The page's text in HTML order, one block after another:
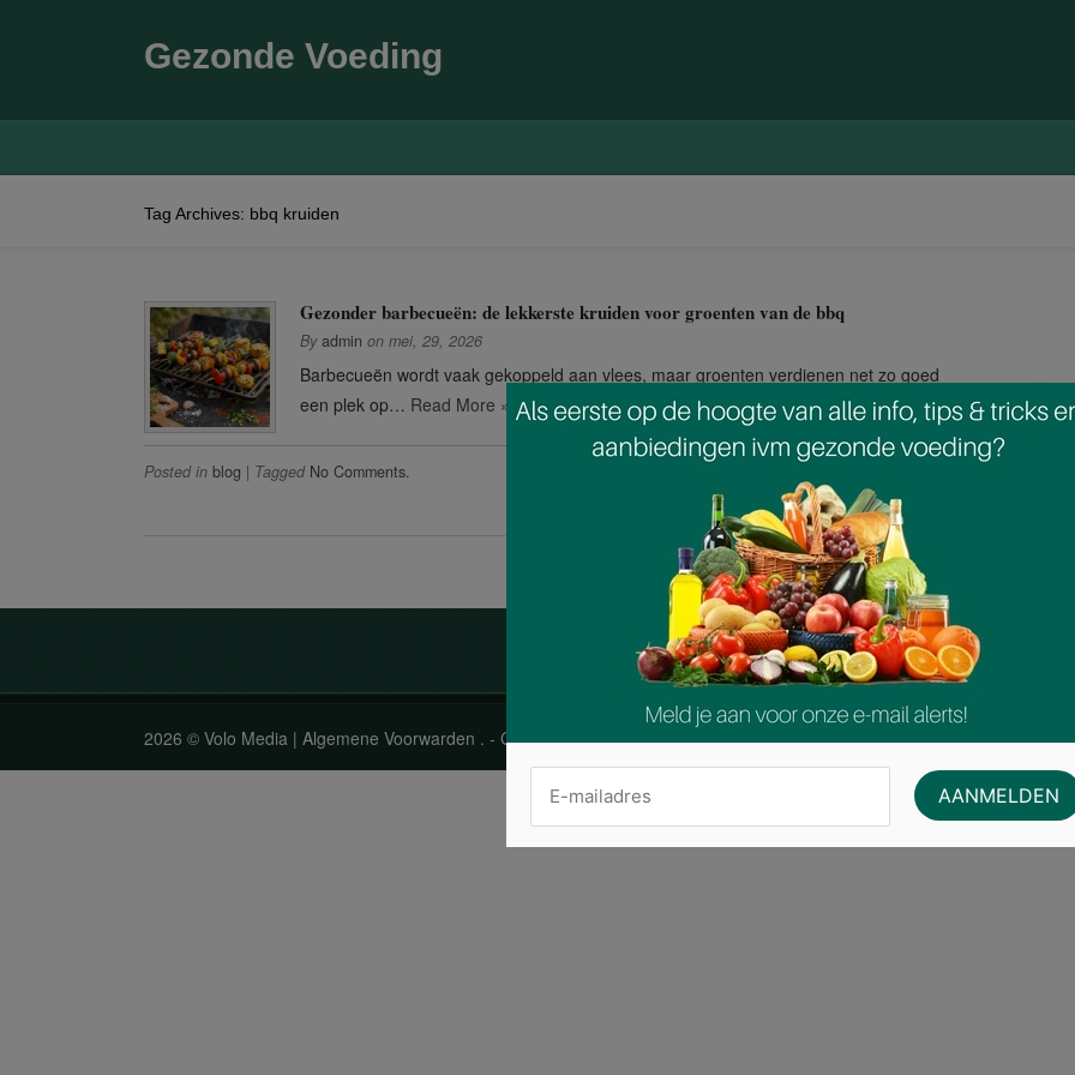
Gezonde Voeding
Tag Archives: bbq kruiden
Gezonder barbecueën: de lekkerste kruiden voor groenten van de bbq
By admin on mei, 29, 2026
Barbecueën wordt vaak gekoppeld aan vlees, maar groenten verdienen net zo goed
een plek op… Read More »
Posted in blog | Tagged No Comments.
2026 © Volo Media| Algemene Voorwarden . - Gezonde Voeding